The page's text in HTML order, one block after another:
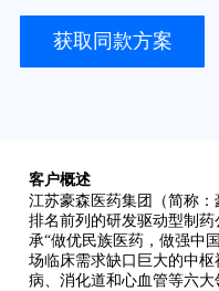
获取同款方案
客户概述
江苏豪森医药集团（简称：
排名前列的研发驱动型制
承“做优民族医药，做强中
场临床需求缺口巨大的中
病、消化道和心血管等六大